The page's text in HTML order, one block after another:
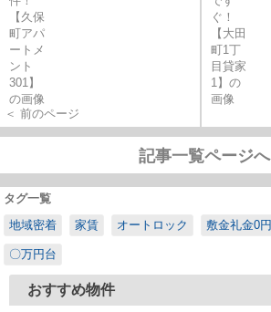
＜ 前のページ
記事一覧ページへ
タグ一覧
地域密着
家賃 オートロック 敷金礼金0円
〇万円台
おすすめ物件